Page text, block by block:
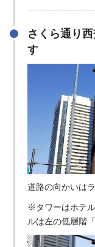
さくら通り
す
道路の向かいは
※タワーはホテ
ルは左の低層階